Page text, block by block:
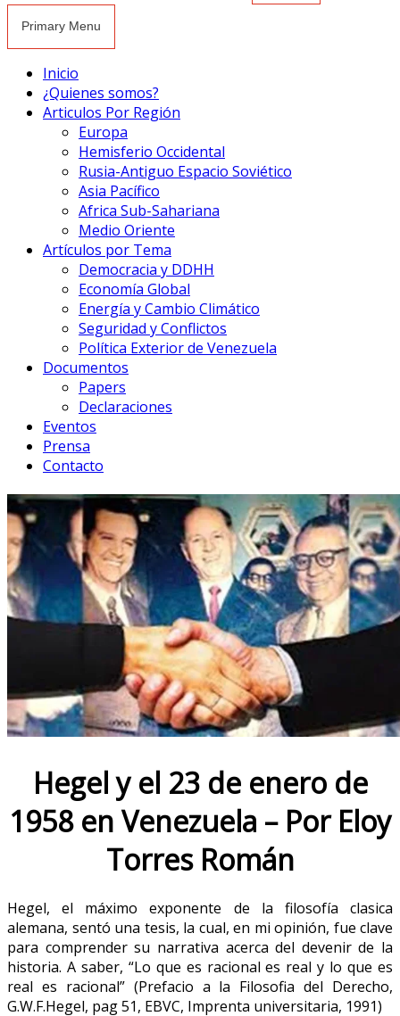
Primary Menu
Inicio
¿Quienes somos?
Articulos Por Región
Europa
Hemisferio Occidental
Rusia-Antiguo Espacio Soviético
Asia Pacífico
Africa Sub-Sahariana
Medio Oriente
Artículos por Tema
Democracia y DDHH
Economía Global
Energía y Cambio Climático
Seguridad y Conflictos
Política Exterior de Venezuela
Documentos
Papers
Declaraciones
Eventos
Prensa
Contacto
Hegel y el 23 de enero de
1958 en Venezuela – Por Eloy
Torres Román
Hegel, el máximo exponente de la filosofía clasica
alemana, sentó una tesis, la cual, en mi opinión, fue clave
para comprender su narrativa acerca del devenir de la
historia. A saber, “Lo que es racional es real y lo que es
real es racional” (Prefacio a la Filosofia del Derecho,
G.W.F.Hegel, pag 51, EBVC, Imprenta universitaria, 1991)